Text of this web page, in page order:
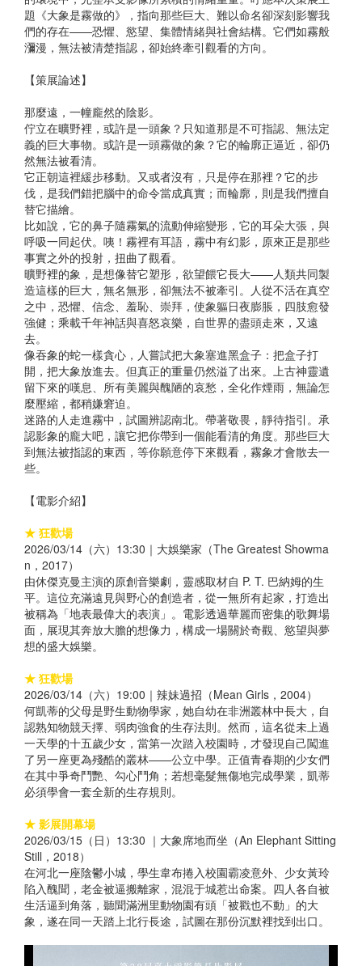
題《大象是霧做的》，指向那些巨大、難以命名卻深刻影響我
們的存在——恐懼、慾望、集體情緒與社會結構。它們如霧般
瀰漫，無法被清楚指認，卻始終牽引觀看的方向。
【策展論述】
那麼遠，一幢龐然的陰影。
佇立在曠野裡，或許是一頭象？只知道那是不可指認、無法定
義的巨大事物。或許是一頭霧做的象？它的輪廓正逼近，卻仍
然無法被看清。
它正朝這裡緩步移動。又或者沒有，只是停在那裡？它的步
伐，是我們錯把腦中的命令當成真實；而輪廓，則是我們擅自
替它描繪。
比如說，它的鼻子隨霧氣的流動伸縮變形，它的耳朵大張，與
呼吸一同起伏。咦！霧裡有耳語，霧中有幻影，原來正是那些
事實之外的投射，扭曲了觀看。
曠野裡的象，是想像替它塑形，欲望餵它長大——人類共同製
造這樣的巨大，無名無形，卻無法不被牽引。人從不活在真空
之中，恐懼、信念、羞恥、崇拜，使象軀日夜膨脹，四肢愈發
強健；乘載千年神話與喜怒哀樂，自世界的盡頭走來，又遠
去。
像吞象的蛇一樣貪心，人嘗試把大象塞進黑盒子：把盒子打
開，把大象放進去。但真正的重量仍然溢了出來。上古神靈遺
留下來的嘆息、所有美麗與醜陋的哀愁，全化作煙雨，無論怎
麼壓縮，都稍嫌窘迫。
迷路的人走進霧中，試圖辨認南北。帶著敬畏，靜待指引。承
認影象的龐大吧，讓它把你帶到一個能看清的角度。那些巨大
到無法被指認的東西，等你願意停下來觀看，霧象才會散去一
些。
【電影介紹】
★ 狂歡場
2026/03/14（六）13:30｜大娛樂家（The Greatest Showma
n，2017）
由休傑克曼主演的原創音樂劇，靈感取材自 P. T. 巴納姆的生
平。這位充滿遠見與野心的創造者，從一無所有起家，打造出
被稱為「地表最偉大的表演」。電影透過華麗而密集的歌舞場
面，展現其奔放大膽的想像力，構成一場關於奇觀、慾望與夢
想的盛大娛樂。
★ 狂歡場
2026/03/14（六）19:00｜辣妹過招（Mean Girls，2004）
何凱蒂的父母是野生動物學家，她自幼在非洲叢林中長大，自
認熟知物競天擇、弱肉強食的生存法則。然而，這名從未上過
一天學的十五歲少女，當第一次踏入校園時，才發現自己闖進
了另一座更為殘酷的叢林——公立中學。正值青春期的少女們
在其中爭奇鬥艷、勾心鬥角；若想毫髮無傷地完成學業，凱蒂
必須學會一套全新的生存規則。
★ 影展開幕場
2026/03/15（日）13:30 ｜大象席地而坐（An Elephant Sitting
Still，2018）
在河北一座陰鬱小城，學生韋布捲入校園霸凌意外、少女黃玲
陷入醜聞，老金被逼搬離家，混混于城惹出命案。四人各自被
生活逼到角落，聽聞滿洲里動物園有頭「被戳也不動」的大
象，遂在同一天踏上北行長途，試圖在那份沉默裡找到出口。